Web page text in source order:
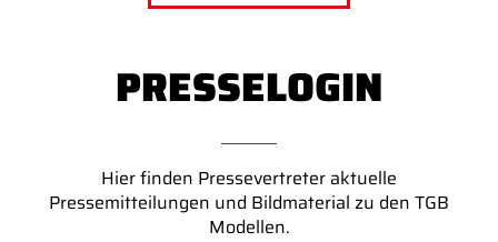
PRESSELOGIN
Hier finden Pressevertreter aktuelle
Pressemitteilungen und Bildmaterial zu den TGB
Modellen.